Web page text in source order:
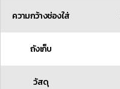
ความกว้างช่องใส่
ถังเก็บ
วัสดุ